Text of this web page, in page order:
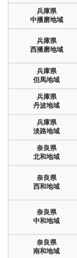
兵庫県
中播磨地域
兵庫県
西播磨地域
兵庫県
但馬地域
兵庫県
丹波地域
兵庫県
淡路地域
奈良県
北和地域
奈良県
西和地域
奈良県
中和地域
奈良県
南和地域